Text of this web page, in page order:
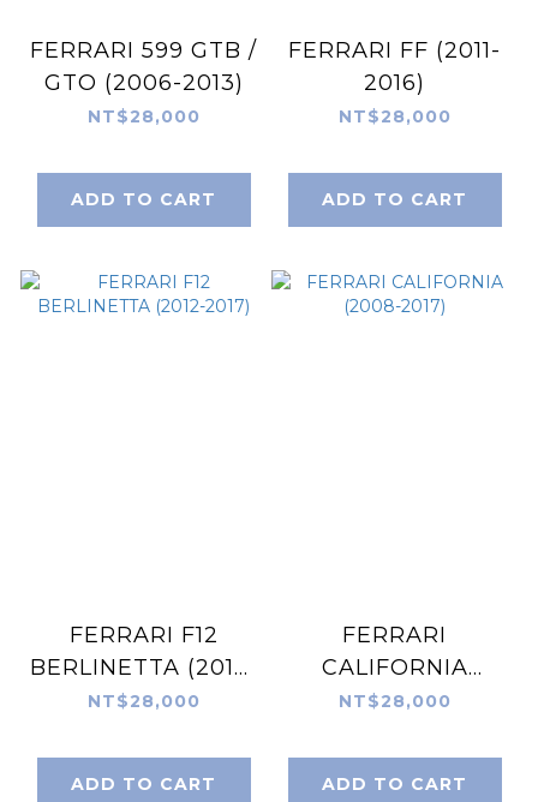
FERRARI 599 GTB /
GTO (2006-2013)
NT$28,000
ADD TO CART
FERRARI FF (2011-
2016)
NT$28,000
ADD TO CART
FERRARI F12
BERLINETTA (2012-
2017)
NT$28,000
ADD TO CART
FERRARI
CALIFORNIA
(2008-2017)
NT$28,000
ADD TO CART